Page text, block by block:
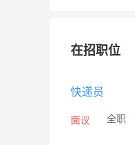
在招职位
快递员
面议 全职